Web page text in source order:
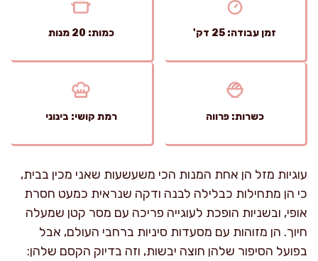
זמן עבודה: 25 דק' כמות: 20 מנות
כשרות: פרווה רמת קושי: בינוני
עוגיות מזל הן אחת המנות הכי משעשעות שאני מכין בבית,
כי הן מתחילות כבלילה לבנה ודקה שנראית כמעט חסרת
אופי, ובשניות הופכת לעוגייה פריכה עם מסר קטן שמעלה
חיוך. הן מזוהות עם מסעדות סיניות ברחבי העולם, אבל
בפועל הסיפור שלהן חוצה יבשות, וזה בדיוק הקסם שלהן: